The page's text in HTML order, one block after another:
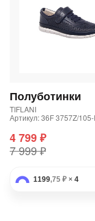
Полуботинки
TIFLANI
Артикул: 36F 3757Z/
4 799 ₽
7 999 ₽
1199,75 ₽ × 4